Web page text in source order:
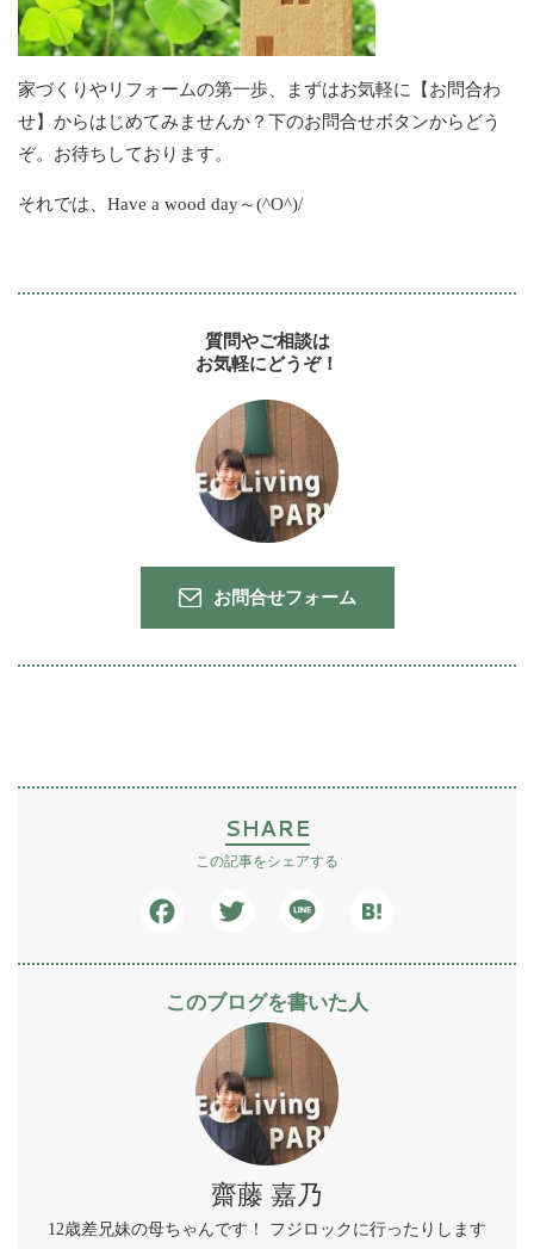
家づくりやリフォームの第一歩、まずはお気軽に【お問合わ
せ】からはじめてみませんか？下のお問合せボタンからどう
ぞ。お待ちしております。
それでは、Have a wood day～(^O^)/
質問やご相談は
お気軽にどうぞ！
お問合せフォーム
SHARE
この記事をシェアする
このブログを書いた人
齋藤 嘉乃
12歳差兄妹の母ちゃんです！ フジロックに行ったりします